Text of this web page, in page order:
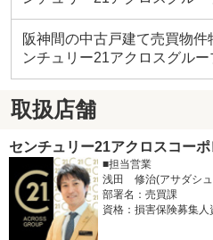
阪神間の中古戸建て売買物
ンチュリー21アクロスグルー
取扱店舗
センチュリー21アクロスコー
■担当営業
浅田 修治(アサダシ
部署名：売買課
資格：損害保険募集